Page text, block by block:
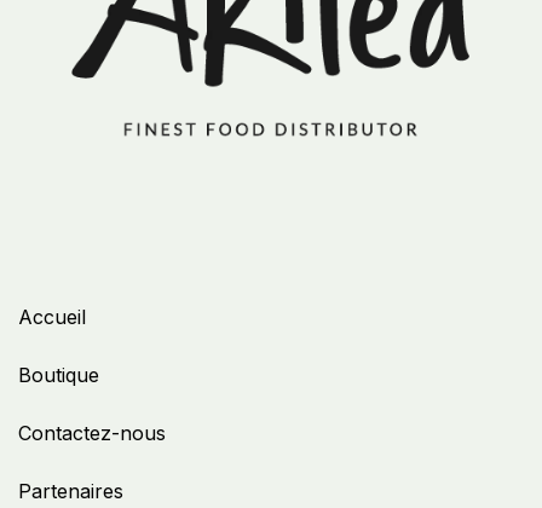
Accueil
Boutique
Contactez-nous
Partenaires